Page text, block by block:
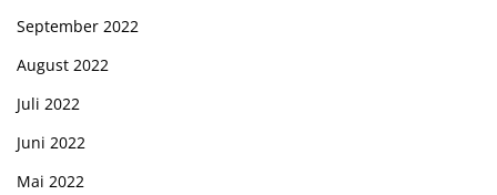
September 2022
August 2022
Juli 2022
Juni 2022
Mai 2022